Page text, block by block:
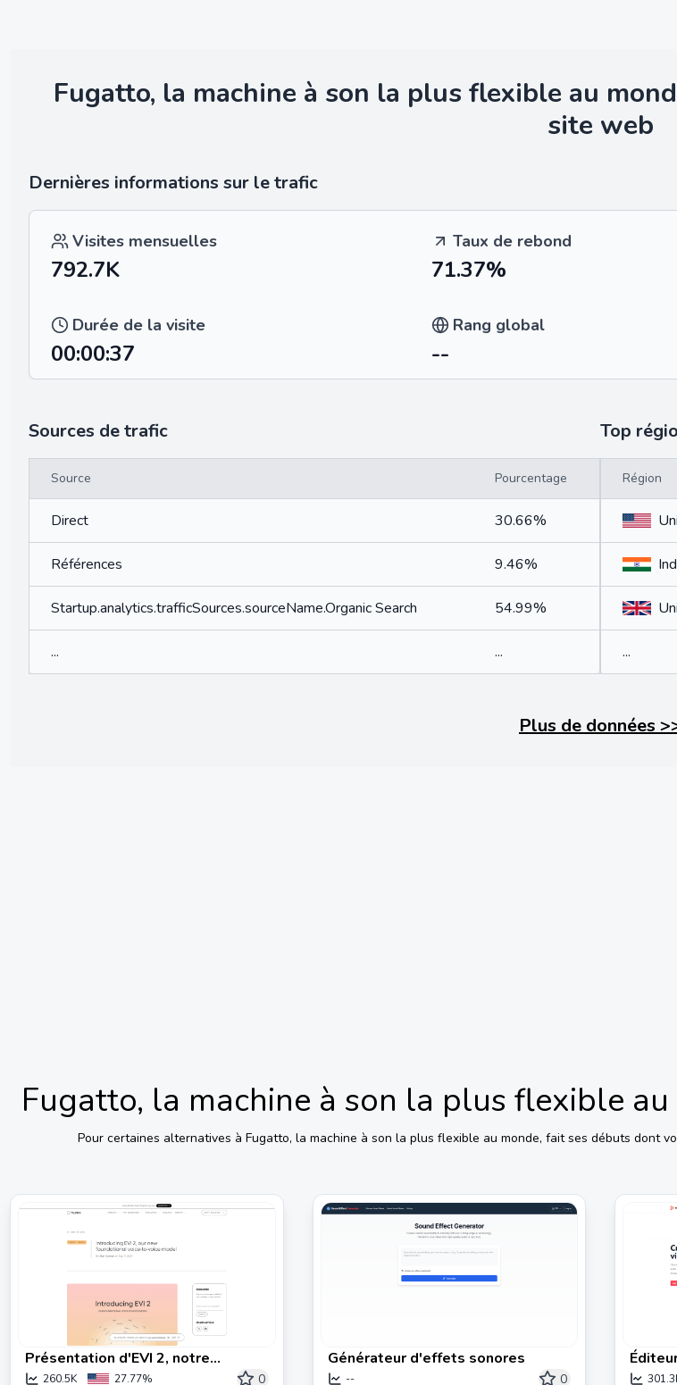
Fugatto, la machine à son la plus flexible au
site web
Dernières informations sur le trafic
Visites mensuelles Taux de rebond
792.7K 71.37%
Durée de la visite Rang global
00:00:37 --
Sources de trafic
Source Pourcentage
Direct 30.66%
Références 9.46%
Startup.analytics.trafficSources.sourceName.Organic Search 54.99%
... ...
Top
Région
...
Plus de données
Fugatto, la machine à son la plus flexible
Pour certaines alternatives à Fugatto, la machine à son la plus flexible au monde, fait ses débuts dont
Présentation d'EVI 2, notre
nouveau modèle fondamental de
260.5K 27.77% 0
Générateur d'effets sonores
-- 0